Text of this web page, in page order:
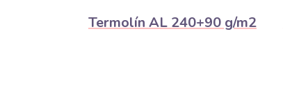
Termolín AL 240+90 g/m2